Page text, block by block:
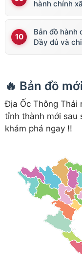
hành chính
Bản đồ hành
Đầy đủ và
🔥 Bản đồ
Địa Ốc Thông Thái
tỉnh thành mới sau
khám phá ngay !!